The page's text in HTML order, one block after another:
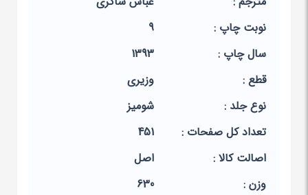
نوبت چاپ :
9
سال چاپ :
1393
قطع :
وزیری
نوع جلد :
شومیز
تعداد کل صفحات :
451
اصالت کالا :
اصل
وزن :
630